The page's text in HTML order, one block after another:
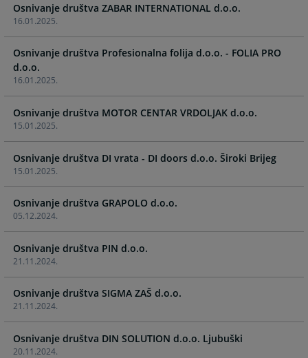
forward
to
interact
with
the
calendar
and
select
a
date.
Press
the
question
mark
key
to
get
the
keyboard
shortcuts
for
changing
dates.
forward
interact
with
and
select
date.
Press
question
mark
to
get
keyboard
shortcuts
changing
dates.
16.01.2025.
Osnivanje društva ZABAR INTERNATIONAL d.o.o.
16.01.2025.
Osnivanje društva Profesionalna folija d.o.o. - FOLIA PRO
d.o.o.
15.01.2025.
Osnivanje društva MOTOR CENTAR VRDOLJAK d.o.o.
15.01.2025.
Osnivanje društva DI vrata - DI doors d.o.o. Široki Brijeg
05.12.2024.
Osnivanje društva GRAPOLO d.o.o.
21.11.2024.
Osnivanje društva PIN d.o.o.
21.11.2024.
Osnivanje društva SIGMA ZAŠ d.o.o.
20.11.2024.
Osnivanje društva DIN SOLUTION d.o.o. Ljubuški